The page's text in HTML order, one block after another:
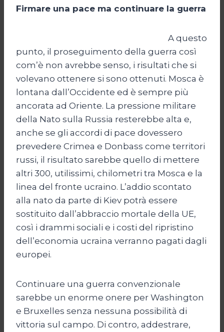
Firmare una pace ma continuare la guerra
A questo
punto, il proseguimento della guerra così
com’è non avrebbe senso, i risultati che si
volevano ottenere si sono ottenuti. Mosca è
lontana dall’Occidente ed è sempre più
ancorata ad Oriente. La pressione militare
della Nato sulla Russia resterebbe alta e,
anche se gli accordi di pace dovessero
prevedere Crimea e Donbass come territori
russi, il risultato sarebbe quello di mettere
altri 300, utilissimi, chilometri tra Mosca e la
linea del fronte ucraino. L’addio scontato
alla nato da parte di Kiev potrà essere
sostituito dall’abbraccio mortale della UE,
così i drammi sociali e i costi del ripristino
dell’economia ucraina verranno pagati dagli
europei.
Continuare una guerra convenzionale
sarebbe un enorme onere per Washington
e Bruxelles senza nessuna possibilità di
vittoria sul campo. Di contro, addestrare,